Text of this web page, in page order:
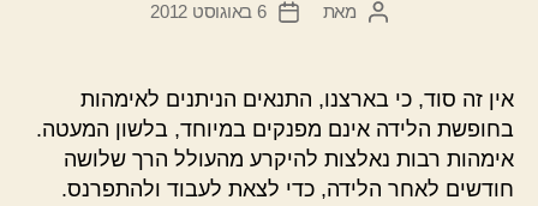
המחבר
מאת
תאריך
6 באוגוסט 2012
אין זה סוד, כי בארצנו, התנאים הניתנים לאימהות
בחופשת הלידה אינם מפנקים במיוחד, בלשון המעטה.
אימהות רבות נאלצות להיקרע מהעולל הרך שלושה
חודשים לאחר הלידה, כדי לצאת לעבוד ולהתפרנס.